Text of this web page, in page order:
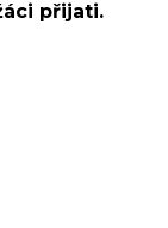
přijati.